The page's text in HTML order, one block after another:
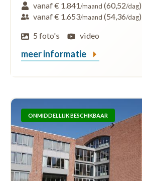
vanaf € 1.841/maand (60,52/dag)
vanaf € 1.653/maand (54,36/dag)
5 foto's
video
meer informatie
ONMIDDELLIJK BESCHIKBAAR